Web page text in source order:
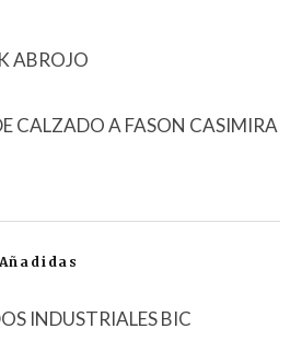
ABROJO
CALZADO A FASON CASIMIRA
INDUSTRIALES BIC